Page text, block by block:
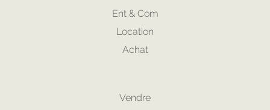
Ent & Com
Location
Achat
Vendre